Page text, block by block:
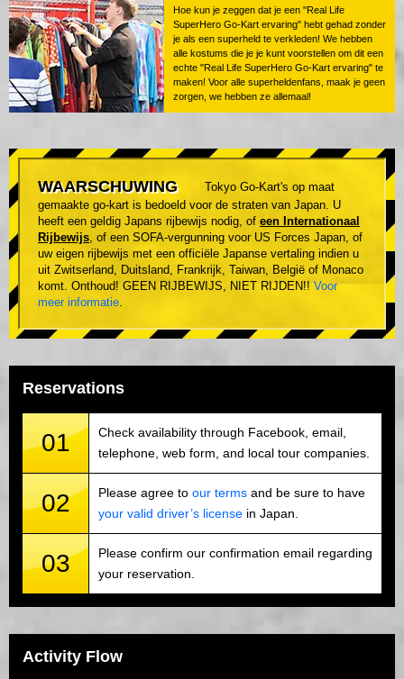
Hoe kun je zeggen dat je een "Real Life
SuperHero Go-Kart ervaring" hebt gehad zonder
je als een superheld te verkleden! We hebben
alle kostums die je je kunt voorstellen om dit een
echte "Real Life SuperHero Go-Kart ervaring" te
maken! Voor alle superheldenfans, maak je geen
zorgen, we hebben ze allemaal!
WAARSCHUWING
Tokyo Go-Kart's op maat
gemaakte go-kart is bedoeld voor de straten van Japan. U
heeft een geldig Japans rijbewijs nodig, of een Internationaal
Rijbewijs, of een SOFA-vergunning voor US Forces Japan, of
uw eigen rijbewijs met een officiële Japanse vertaling indien u
uit Zwitserland, Duitsland, Frankrijk, Taiwan, België of Monaco
komt. Onthoud! GEEN RIJBEWIJS, NIET RIJDEN!! Voor
meer informatie.
Reservations
01
Check availability through Facebook, email,
telephone, web form, and local tour companies.
02 Please agree to our terms and be sure to have
your valid driver’s license in Japan.
03
Please confirm our confirmation email regarding
your reservation.
Activity Flow